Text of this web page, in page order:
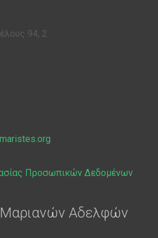
94, 2
Προσωπικών Δεδομένων
Αδελφών